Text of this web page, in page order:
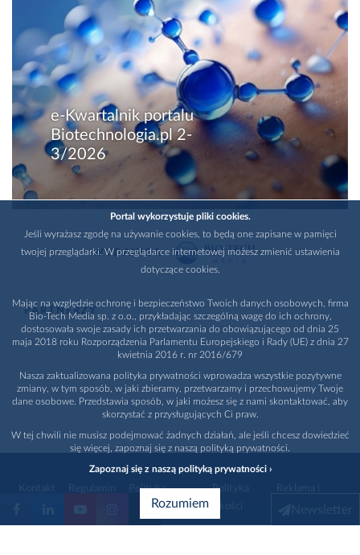
e-Kwartalnik portalu
Biotechnologia.pl 2-
3/2026
WYDAWCA
PARTNERZY
Polityka
prywatności
Polityka
promocja
Portal wykorzystuje pliki cookies.
Jeśli wyrażasz zgodę na używanie cookies, to będą one zapisane w pamięci
twojej przeglądarki. W przeglądarce internetowej możesz zmienić ustawienia
dotyczące cookies.
Mając na względzie ochronę i bezpieczeństwo Twoich danych osobowych, firma
Bio-Tech Media sp. z o.o., przykładając szczególną wagę do ich ochrony,
dostosowała swoje zasady ich przetwarzania do obowiązującego od dnia 25
maja 2018 roku Rozporządzenia Parlamentu Europejskiego i Rady (UE) z dnia 27
kwietnia 2016 r. nr 2016/679
Nasza zaktualizowana polityka prywatności wprowadza wszystkie pozytywne
zmiany, w tym sposób, w jaki zbieramy, przetwarzamy i przechowujemy Twoje
dane osobowe. Przedstawia sposób, w jaki możesz się z nami skontaktować, aby
skorzystać z przysługujących Ci praw.
W tej chwili nie musisz podejmować żadnych działań, ale jeśli chcesz dowiedzieć
się więcej, zapoznaj się z naszą polityką prywatności.
Zapoznaj się z naszą polityką prywatności ›
Rozumiem Newsletter